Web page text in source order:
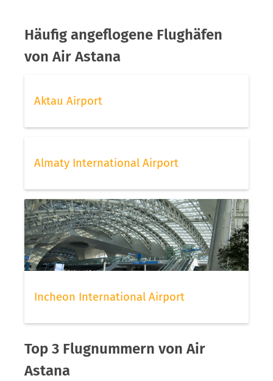
Häufig angeflogene Flughäfen
von Air Astana
Aktau Airport
Almaty International Airport
Incheon International Airport
Top 3 Flugnummern von Air
Astana